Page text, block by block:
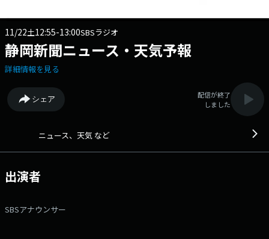
11/22土12:55-13:00SBSラジオ
静岡新聞ニュース・天気予報
詳細情報を見る
シェア
配信が終了
しました
ニュース、天気 など
出演者
SBSアナウンサー